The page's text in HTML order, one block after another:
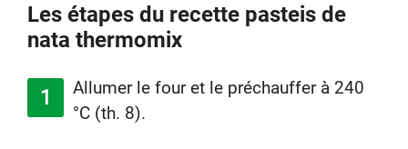
Les étapes du recette pasteis de
nata thermomix
Allumer le four et le préchauffer à 240
°C (th. 8).